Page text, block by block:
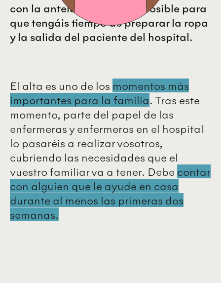
con la antelación que sea posible para
que tengáis tiempo de preparar la ropa
y la salida del paciente del hospital.
El alta es uno de los momentos más
importantes para la familia. Tras este
momento, parte del papel de las
enfermeras y enfermeros en el hospital
lo pasaréis a realizar vosotros,
cubriendo las necesidades que el
vuestro familiar va a tener. Debe contar
con alguien que le ayude en casa
durante al menos las primeras dos
semanas.